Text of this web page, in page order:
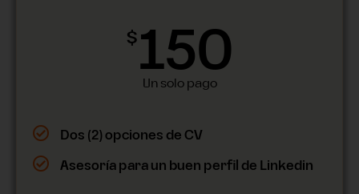
$150
Un solo pago
Dos (2) opciones de CV
Asesoría para un buen perfil de Linkedin